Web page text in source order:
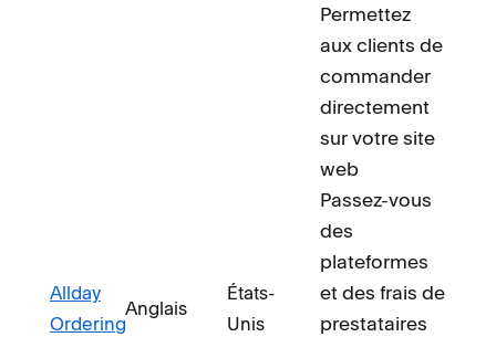
Allday
Ordering
Anglais
États-
Unis
Permettez
aux clients de
commander
directement
sur votre site
web
Passez-vous
des
plateformes
et des frais de
prestataires